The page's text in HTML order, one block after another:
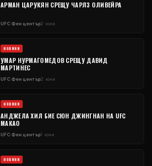
АРМАН ЦАРУКЯН СРЕЩУ ЧАРЛЗ ОЛИВЕЙРА
UFCФен център2 юни
НОВИНИ
УМАР НУРМАГОМЕДОВ СРЕЩУ ДАВИД
МАРТИНЕС
UFCФен център2 юни
НОВИНИ
АНДЖЕЛА ХИЛ БИЕ СЮН ДЖИНГНАН НА UFC
МАКАО
UFCФен център1 юни
НОВИНИ